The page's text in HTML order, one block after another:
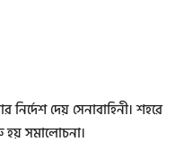
দেয় সেনাবাহিনী। শহরে
সমালোচনা।